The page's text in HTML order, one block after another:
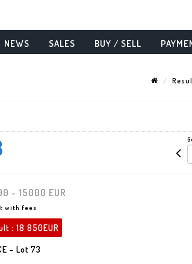
NEWS SALES BUY / SELL
- 15000 EUR
with fees
: 18 850EUR
- Lot 73